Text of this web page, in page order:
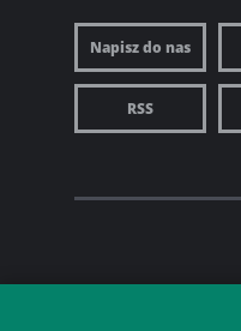
Napisz do nas
RSS